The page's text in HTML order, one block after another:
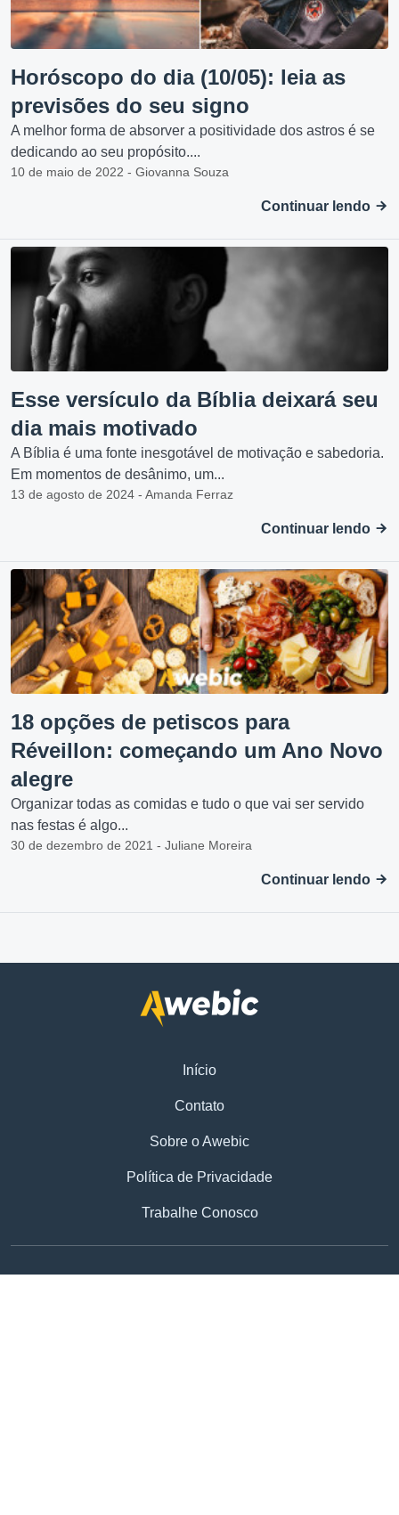
Horóscopo do dia (10/05): leia as
previsões do seu signo
A melhor forma de absorver a positividade dos astros é se
dedicando ao seu propósito....
10 de maio de 2022 - Giovanna Souza
Continuar lendo
Esse versículo da Bíblia deixará seu
dia mais motivado
A Bíblia é uma fonte inesgotável de motivação e sabedoria.
Em momentos de desânimo, um...
13 de agosto de 2024 - Amanda Ferraz
Continuar lendo
18 opções de petiscos para
Réveillon: começando um Ano Novo
alegre
Organizar todas as comidas e tudo o que vai ser servido
nas festas é algo...
30 de dezembro de 2021 - Juliane Moreira
Continuar lendo
Início
Contato
Sobre o Awebic
Política de Privacidade
Trabalhe Conosco